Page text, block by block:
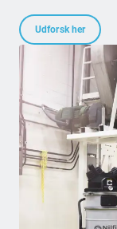
Udforsk her